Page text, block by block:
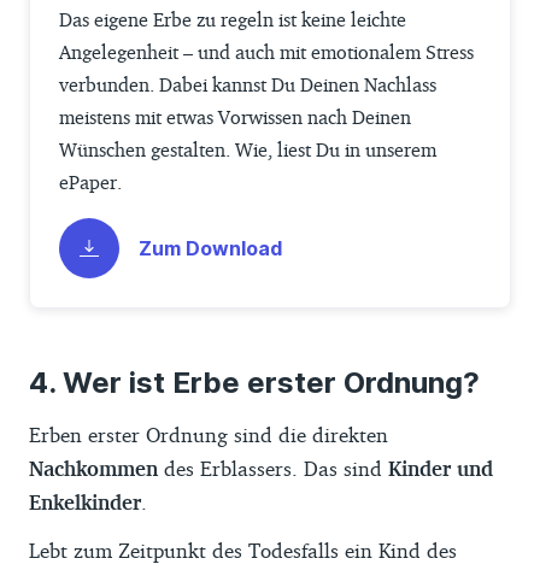
Das eigene Erbe zu regeln ist keine leichte
Angelegenheit – und auch mit emotionalem Stress
verbunden. Dabei kannst Du Deinen Nachlass
meistens mit etwas Vorwissen nach Deinen
Wünschen gestalten. Wie, liest Du in unserem
ePaper.
Zum Download
Wer ist Erbe erster Ordnung?
Erben erster Ordnung sind die direkten
Nachkommen des Erblassers. Das sind Kinder und
Enkelkinder
Lebt zum Zeitpunkt des Todesfalls ein Kind des